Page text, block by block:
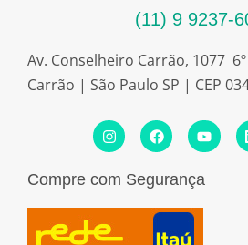
(11) 9 9237-
Av. Conselheiro Carrão, 1077
Carrão | São Paulo SP | CEP
I
n
s
a
a
F
a
c
b
o
Y
o
u
u
Compre com Segurança